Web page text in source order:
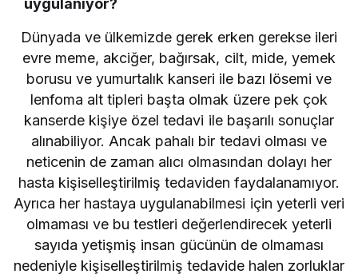
Dünyada ve ülkemizde gerek erken gerekse ileri
evre meme, akciğer, bağırsak, cilt, mide, yemek
borusu ve yumurtalık kanseri ile bazı lösemi ve
lenfoma alt tipleri başta olmak üzere pek çok
kanserde kişiye özel tedavi ile başarılı sonuçlar
alınabiliyor. Ancak pahalı bir tedavi olması ve
neticenin de zaman alıcı olmasından dolayı her
hasta kişiselleştirilmiş tedaviden faydalanamıyor.
Ayrıca her hastaya uygulanabilmesi için yeterli veri
olmaması ve bu testleri değerlendirecek yeterli
sayıda yetişmiş insan gücünün de olmaması
nedeniyle kişiselleştirilmiş tedavide halen zorluklar